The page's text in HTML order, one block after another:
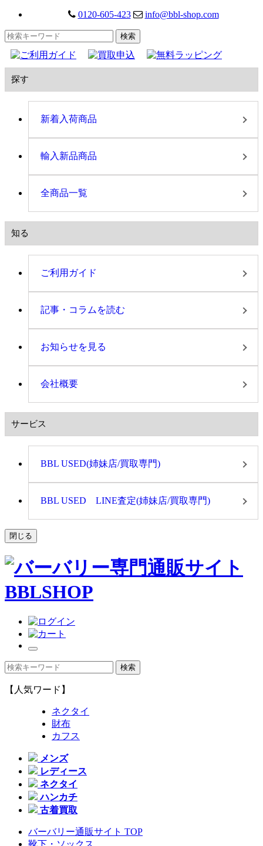
0120-605-423 info@bbl-shop.com
探す
新着入荷商品
輸入新品商品
全商品一覧
知る
ご利用ガイド
記事・コラムを読む
お知らせを見る
会社概要
サービス
BBL USED(姉妹店/買取専門)
BBL USED LINE査定(姉妹店/買取専門)
閉じる
【人気ワード】
ネクタイ
財布
カフス
メンズ
レディース
ネクタイ
ハンカチ
古着買取
バーバリー通販サイト TOP
靴下・ソックス